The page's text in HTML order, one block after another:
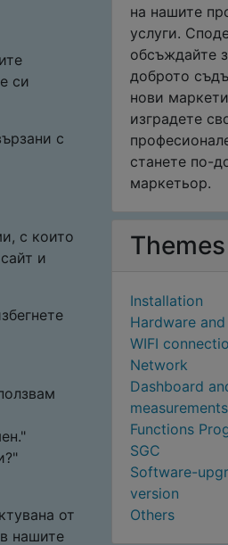
си
с
с които
и
от
нашите
на нашите
услуги.
обсъждайте
доброто
нови
изградете
станете по-
маркетьор.
Themes
Installation
Hardware
WIFI
Network
Dashboard
measurements
Functions
SGC
Software-
version
Others